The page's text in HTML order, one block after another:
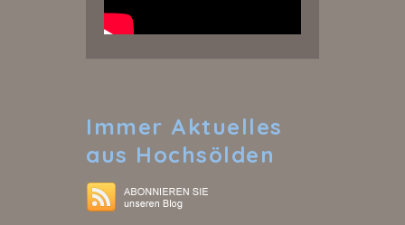
Immer Aktuelles
aus Hochsölden